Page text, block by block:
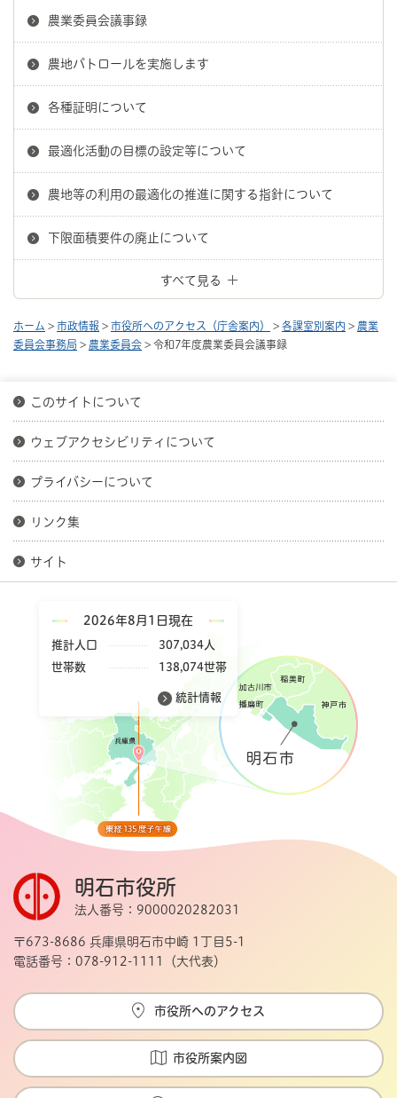
農業委員会議事録
農地パトロールを実施します
各種証明について
最適化活動の目標の設定等について
農地等の利用の最適化の推進に関する指針について
下限面積要件の廃止について
すべて見る
ホーム > 市政情報 > 市役所へのアクセス（庁舎案内） > 各課室別案内 > 農業
委員会事務局 > 農業委員会 > 令和7年度農業委員会議事録
このサイトについて
ウェブアクセシビリティについて
プライバシーについて
リンク集
サイト
2026年8月1日現在
推計人口
307,034人
世帯数
138,074世帯
統計情報
明石市役所
法人番号：9000020282031
〒673-8686 兵庫県明石市中崎 1丁目5-1
電話番号：078-912-1111（大代表）
市役所へのアクセス
市役所案内図